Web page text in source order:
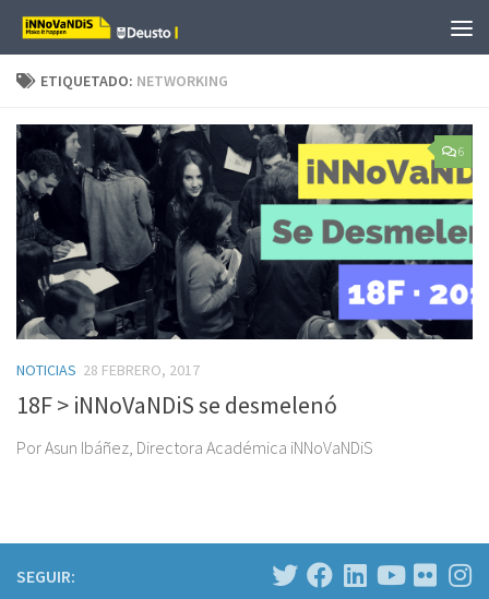
Saltar al contenido
ETIQUETADO: NETWORKING
6
NOTICIAS 28 FEBRERO, 2017
18F > iNNoVaNDiS se desmelenó
Por Asun Ibáñez, Directora Académica iNNoVaNDiS
SEGUIR: